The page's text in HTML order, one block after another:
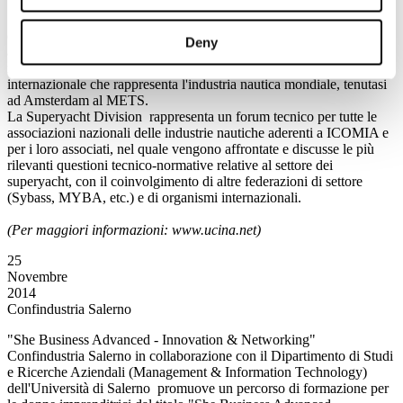
Deny
Stefano Pagani Isnardi, Responsabile dell’Ufficio Studi di UCINA,
è stato eletto chairman dell’ICOMIA Superyacht Division e succede
a Tony Rice, Segretario Generale di ICOMIA. La nomina è stata
ratificata durante l’assemblea plenaria di ICOMIA, l’Associazione
internazionale che rappresenta l'industria nautica mondiale, tenutasi
ad Amsterdam al METS.
La Superyacht Division rappresenta un forum tecnico per tutte le
associazioni nazionali delle industrie nautiche aderenti a ICOMIA e
per i loro associati, nel quale vengono affrontate e discusse le più
rilevanti questioni tecnico-normative relative al settore dei
superyacht, con il coinvolgimento di altre federazioni di settore
(Sybass, MYBA, etc.) e di organismi internazionali.
(Per maggiori informazioni: www.ucina.net)
25
Novembre
2014
Confindustria Salerno
"She Business Advanced - Innovation & Networking"
Confindustria Salerno in collaborazione con il Dipartimento di Studi
e Ricerche Aziendali (Management & Information Technology)
dell'Università di Salerno promuove un percorso di formazione per